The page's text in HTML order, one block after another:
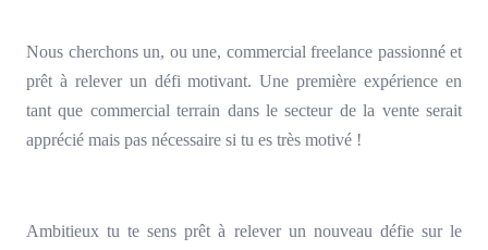
Nous cherchons un, ou une, commercial freelance passionné et
prêt à relever un défi motivant. Une première expérience en
tant que commercial terrain dans le secteur de la vente serait
apprécié mais pas nécessaire si tu es très motivé !
Ambitieux tu te sens prêt à relever un nouveau défie sur le